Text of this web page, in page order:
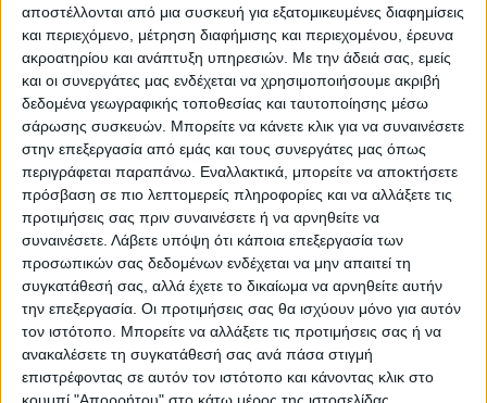
αποστέλλονται από μια συσκευή για εξατομικευμένες διαφημίσεις
και περιεχόμενο, μέτρηση διαφήμισης και περιεχομένου, έρευνα
ακροατηρίου και ανάπτυξη υπηρεσιών. Με την άδειά σας, εμείς
και οι συνεργάτες μας ενδέχεται να χρησιμοποιήσουμε ακριβή
δεδομένα γεωγραφικής τοποθεσίας και ταυτοποίησης μέσω
σάρωσης συσκευών. Μπορείτε να κάνετε κλικ για να συναινέσετε
στην επεξεργασία από εμάς και τους συνεργάτες μας όπως
περιγράφεται παραπάνω. Εναλλακτικά, μπορείτε να αποκτήσετε
πρόσβαση σε πιο λεπτομερείς πληροφορίες και να αλλάξετε τις
προτιμήσεις σας πριν συναινέσετε ή να αρνηθείτε να
συναινέσετε. Λάβετε υπόψη ότι κάποια επεξεργασία των
προσωπικών σας δεδομένων ενδέχεται να μην απαιτεί τη
συγκατάθεσή σας, αλλά έχετε το δικαίωμα να αρνηθείτε αυτήν
την επεξεργασία. Οι προτιμήσεις σας θα ισχύουν μόνο για αυτόν
τον ιστότοπο. Μπορείτε να αλλάξετε τις προτιμήσεις σας ή να
ανακαλέσετε τη συγκατάθεσή σας ανά πάσα στιγμή
επιστρέφοντας σε αυτόν τον ιστότοπο και κάνοντας κλικ στο
περίπου 200.000 στρέμματα με τον πιο
σύγχρονο τρόπο. «Δίνουν την ευκαιρία και
τη δυνατότητα σε ένα πολύ μεγάλο αριθμό
παραγωγών να εκσυγχρονίσουν και τον
τρόπο με τον οποίο αρδεύουν τις
καλλιέργειές τους, να εξοικονομήσουν
υδάτινους πόρους. Προφανώς, θα έχουν
πολύ χαμηλότερη τιμή όσον αφορά την αξία
του υδάτινου πόρου του αρδευτικού νερού.
Δημιουργούμε τη συνθήκη ανθεκτικότητας
για τον πρωτογενή τομέα της Θεσσαλίας
γενικότερα», σημείωσε ο Υπουργός για τα
οφέλη των δύο μεγάλων έργων σε
Καρδίτσα και Φάρσαλα.